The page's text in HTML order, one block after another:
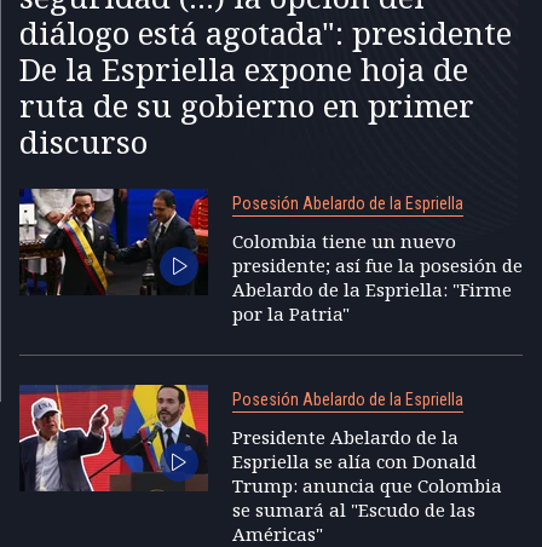
diálogo está agotada": presidente
De la Espriella expone hoja de
ruta de su gobierno en primer
discurso
Posesión Abelardo de la Espriella
Colombia tiene un nuevo
presidente; así fue la posesión de
Abelardo de la Espriella: "Firme
por la Patria"
Posesión Abelardo de la Espriella
Presidente Abelardo de la
Espriella se alía con Donald
Trump: anuncia que Colombia
se sumará al "Escudo de las
Américas"